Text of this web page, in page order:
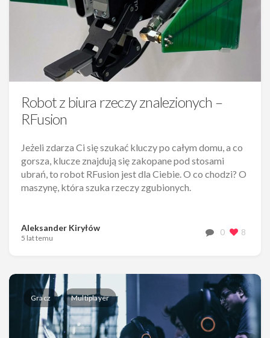
Robot z biura rzeczy znalezionych –
RFusion
Jeżeli zdarza Ci się szukać kluczy po całym domu, a co
gorsza, klucze znajdują się zakopane pod stosami
ubrań, to robot RFusion jest dla Ciebie. O co chodzi? O
maszynę, która szuka rzeczy zgubionych.
Aleksander Kiryłów
5 lat temu
0 8
Gracz Multiplayer